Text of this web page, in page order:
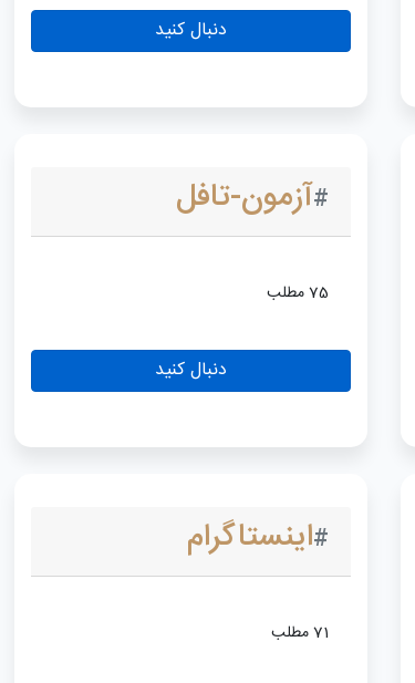
دنبال کنید
#آزمون-تافل
75 مطلب
دنبال کنید
#اینستاگرام
71 مطلب